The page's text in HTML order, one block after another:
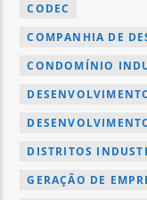
CODEC
COMPANHIA DE
CONDOMÍNIO
DISTRITOS
GERAÇÃO DE